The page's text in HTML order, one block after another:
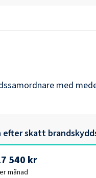
med
efter skatt
540 kr
månad